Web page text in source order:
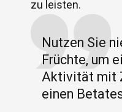
zu leisten.
Nutzen Sie
Früchte, um
Aktivität mit
einen